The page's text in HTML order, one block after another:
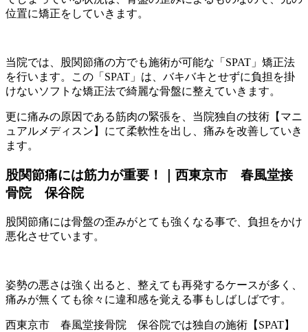
位置に矯正をしていきます。
当院では、股関節痛の方でも施術が可能な「SPAT」矯正法
を行います。この「SPAT」は、バキバキとせずに負担を掛
けないソフトな矯正法で綺麗な骨盤に整えていきます。
更に痛みの原因である筋肉の緊張を、当院独自の技術【マニ
ュアルメディスン】にて柔軟性を出し、痛みを改善していき
ます。
股関節痛には筋力が重要！｜西東京市 春風堂接
骨院 保谷院
股関節痛には骨盤の歪みがとても強くなる事で、負担をかけ
悪化させています。
姿勢の悪さは強く出ると、整えても再発するケースが多く、
痛みが無くても徐々に違和感を覚える事もしばしばです。
西東京市 春風堂接骨院 保谷院では独自の施術【SPAT】